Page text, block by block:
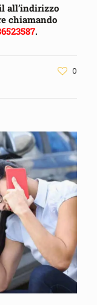
all’indirizzo
chiamando
.
0